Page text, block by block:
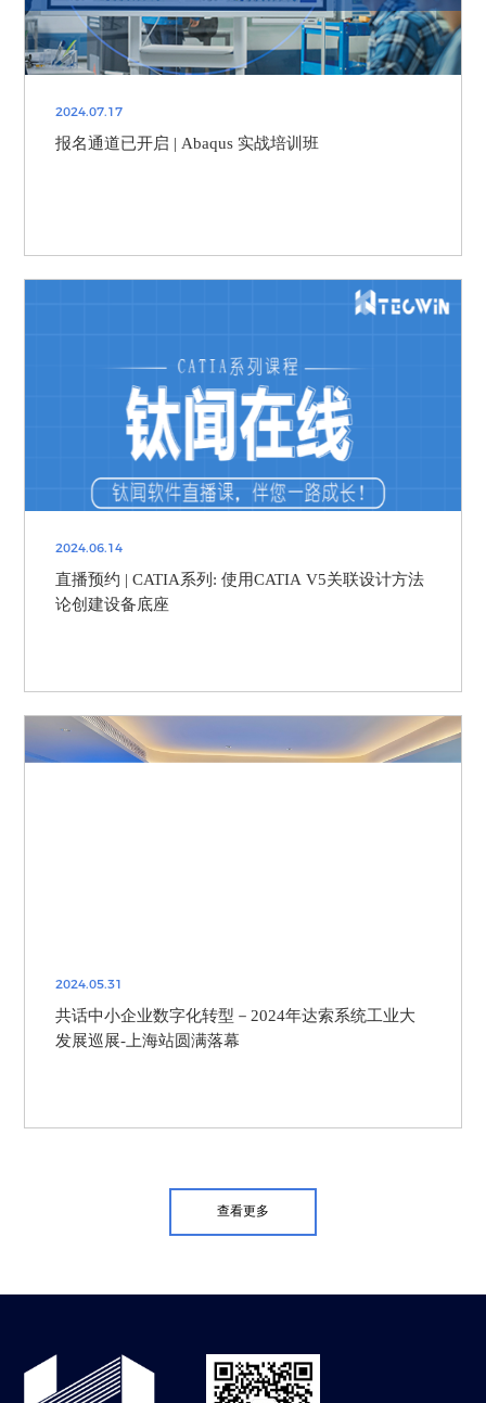
2024.07.17
报名通道已开启 | Abaqus 实战培训班
2024.06.14
直播预约 | CATIA系列: 使用CATIA V5关联设计方法
论创建设备底座
2024.05.31
共话中小企业数字化转型－2024年达索系统工业大
发展巡展-上海站圆满落幕
查看更多